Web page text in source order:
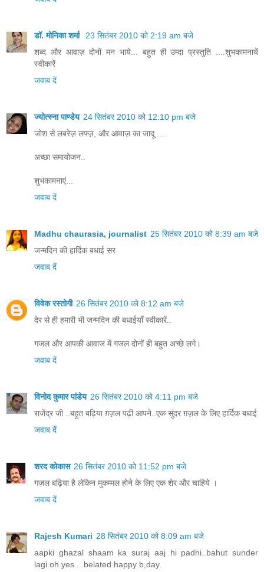
डॉ. मोनिका शर्मा
23 सितंबर 2010 को 2:19 am बजे
शब्द और आवाज़ दोनों मन भाये... बहुत ही उम्दा प्रस्तुति ....शुभकामनायें
स्वीकारें
जवाब दें
ज्योत्स्ना पाण्डेय 24 सितंबर 2010 को 12:10 pm बजे
जोश से लबरेज़ लफ्ज़, और आवाज़ का जादू ....
अच्छा समायोजन..
शुभकामनाएं...
जवाब दें
Madhu chaurasia, journalist 25 सितंबर 2010 को 8:39 am बजे
जन्मदिन की हार्दिक बधाई सर
जवाब दें
विवेक रस्तोगी 26 सितंबर 2010 को 8:12 am बजे
देर से ही हमारी भी जन्मदिन की बधाईयाँ स्वीकारें..
गजल और आपकी आवाज में गजल दोनों ही बहुत अच्छे लगे।
जवाब दें
विनोद कुमार पांडेय 26 सितंबर 2010 को 4:11 pm बजे
राजेंद्र जी ..बहुत बढ़िया ग़ज़ल पढ़ी आपने..एक सुंदर ग़ज़ल के लिए हार्दिक बधाई
जवाब दें
शरद कोकास 26 सितंबर 2010 को 11:52 pm बजे
गज़ल बढ़िया है लेकिन मुकम्मल होने के लिए एक शेर और चाहिये ।
जवाब दें
Rajesh Kumari 28 सितंबर 2010 को 8:09 am बजे
aapki ghazal shaam ka suraj aaj hi padhi..bahut sunder
lagi.oh yes ...belated happy b,day.